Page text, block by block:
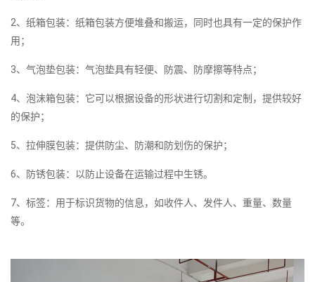
2、纸箱包装：纸箱包装方便堆叠和搬运，同时也具有一定的保护作
用；
3、气泡垫包装：气泡垫具有轻便、防震、防摩擦等特点；
4、泡沫箱包装：它可以根据设备的形状进行切割和定制，提供较好
的保护；
5、拉伸膜包装：提供防尘、防潮和防划伤的保护；
6、防锈包装：以防止设备在运输过程中生锈。
7、标签：用于标识货物的信息，如收件人、发件人、重量、数量
等。